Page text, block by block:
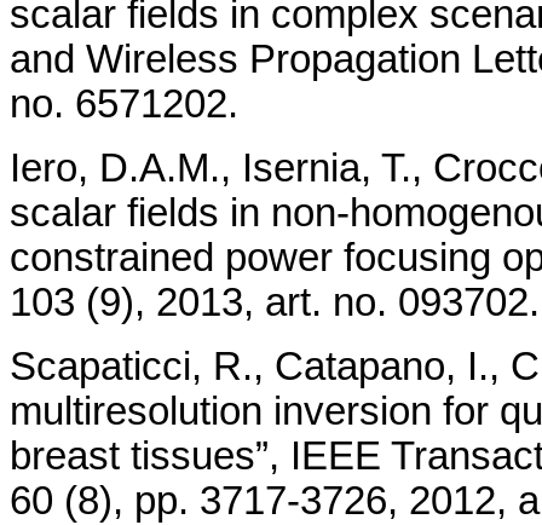
scalar fields in complex
and Wireless Propagation
no. 6571202.
Iero, D.A.M., Isernia, T.,
scalar fields in non-
constrained power focusing
103 (9), 2013, art. no. 093702.
Scapaticci, R., Catapano, I.,
multiresolution inversion for
breast tissues”, IEEE
60 (8), pp. 3717-3726, 2012,